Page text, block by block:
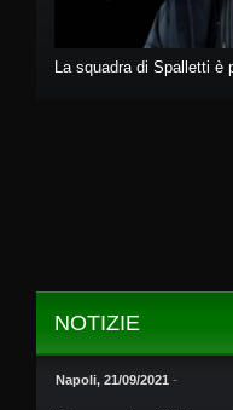
La squadra di Spalletti è
NOTIZIE
Napoli, 21/09/2021 -